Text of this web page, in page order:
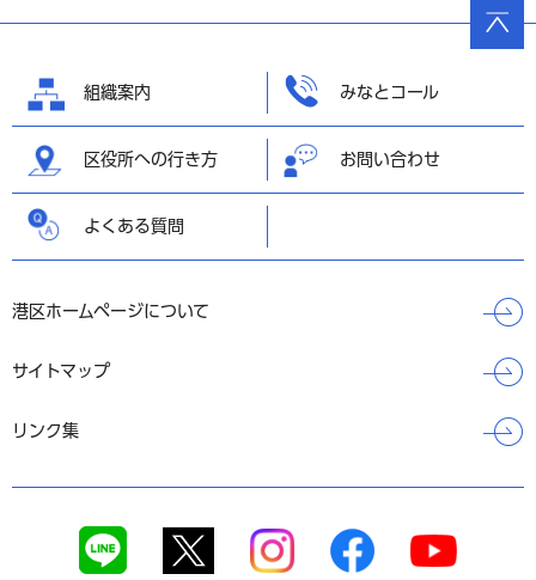
組織案内 みなとコール
区役所への行き方 お問い合わせ
よくある質問
港区ホームページについて
サイトマップ
リンク集
ページ
の先頭